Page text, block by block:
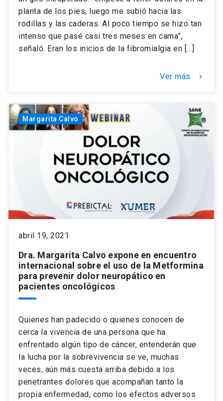
planta de los pies, luego me subió hacia las
rodillas y las caderas. Al poco tiempo se hizo tan
intenso que pasé casi tres meses en cama”,
señaló. Eran los inicios de la fibromialgia en […]
Ver más keyboard_arrow_right
Margarita Calvo
abril 19, 2021
Dra. Margarita Calvo expone en encuentro
internacional sobre el uso de la Metformina
para prevenir dolor neuropático en
pacientes oncológicos
Quienes han padecido o quienes conocen de
cerca la vivencia de una persona que ha
enfrentado algún tipo de cáncer, entenderán que
la lucha por la sobrevivencia se ve, muchas
veces, aún más cuesta arriba debido a los
penetrantes dolores que acompañan tanto la
propia enfermedad, como los efectos adversos